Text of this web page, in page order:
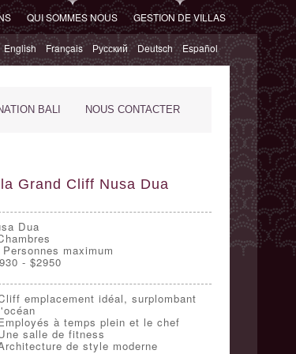
QUI SOMMES NOUS GESTION DE VILLAS
English Français Русский Deutsch Español
BALI NOUS CONTACTER
Grand Cliff Nusa Dua
Dua
Personnes maximum
- $2950
emplacement idéal, surplombant
à temps plein et le chef
salle de fitness
de style moderne